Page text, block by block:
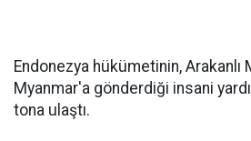
Endonezya hükümetinin,
Myanmar'a gönderdiği insani
tona ulaştı.